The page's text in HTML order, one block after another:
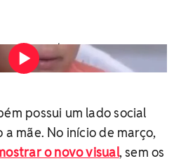
Globo
possui um lado social
mãe. No início de março,
o novo visual, sem os